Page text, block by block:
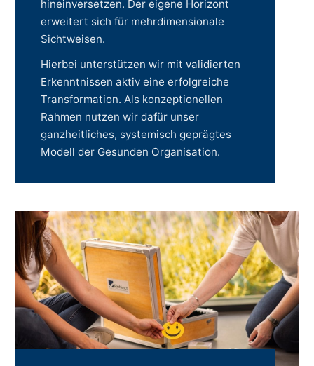
hineinversetzen. Der eigene Horizont
erweitert sich für mehrdimensionale
Sichtweisen.
Hierbei unterstützen wir mit validierten
Erkenntnissen aktiv eine erfolgreiche
Transformation. Als konzeptionellen
Rahmen nutzen wir dafür unser
ganzheitliches, systemisch geprägtes
Modell der Gesunden Organisation.